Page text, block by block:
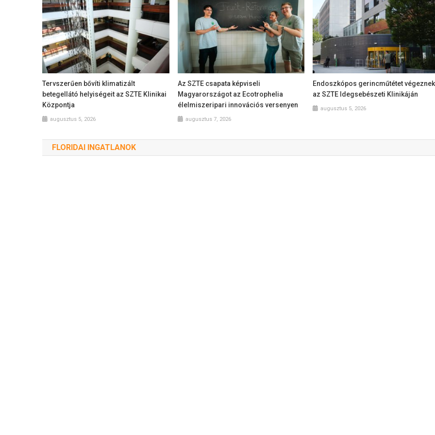
Tervszerűen bővíti klimatizált
betegellátó helyiségeit az SZTE Klinikai
Központja
augusztus 5, 2026
Az SZTE csapata képviseli
Magyarországot az Ecotrophelia
élelmiszeripari innovációs versenyen
augusztus 7, 2026
Endoszkópos gerincműtétet végeznek
az SZTE Idegsebészeti Klinikáján
augusztus 5, 2026
FLORIDAI INGATLANOK